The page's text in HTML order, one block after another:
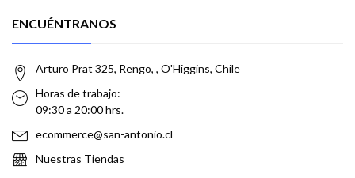
ENCUÉNTRANOS
Arturo Prat 325, Rengo, , O'Higgins, Chile
Horas de trabajo:
09:30 a 20:00 hrs.
ecommerce@san-antonio.cl
Nuestras Tiendas